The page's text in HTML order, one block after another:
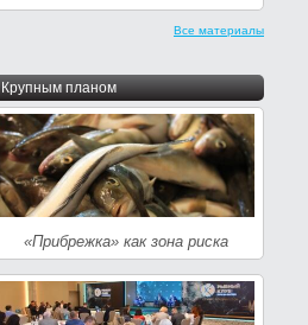
Все материалы
Крупным планом
«Прибрежка» как зона риска